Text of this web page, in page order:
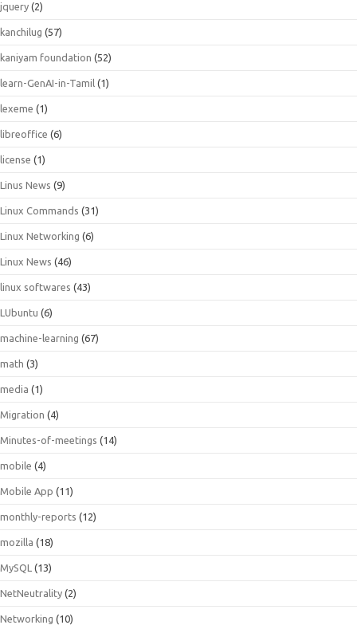
jquery (2)
kanchilug (57)
kaniyam foundation (52)
learn-GenAI-in-Tamil (1)
lexeme (1)
libreoffice (6)
license (1)
Linus News (9)
Linux Commands (31)
Linux Networking (6)
Linux News (46)
linux softwares (43)
LUbuntu (6)
machine-learning (67)
math (3)
media (1)
Migration (4)
Minutes-of-meetings (14)
mobile (4)
Mobile App (11)
monthly-reports (12)
mozilla (18)
MySQL (13)
NetNeutrality (2)
Networking (10)